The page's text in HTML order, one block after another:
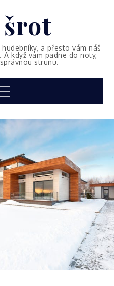
a přesto vám náš
když vám padne do noty,
strunu.